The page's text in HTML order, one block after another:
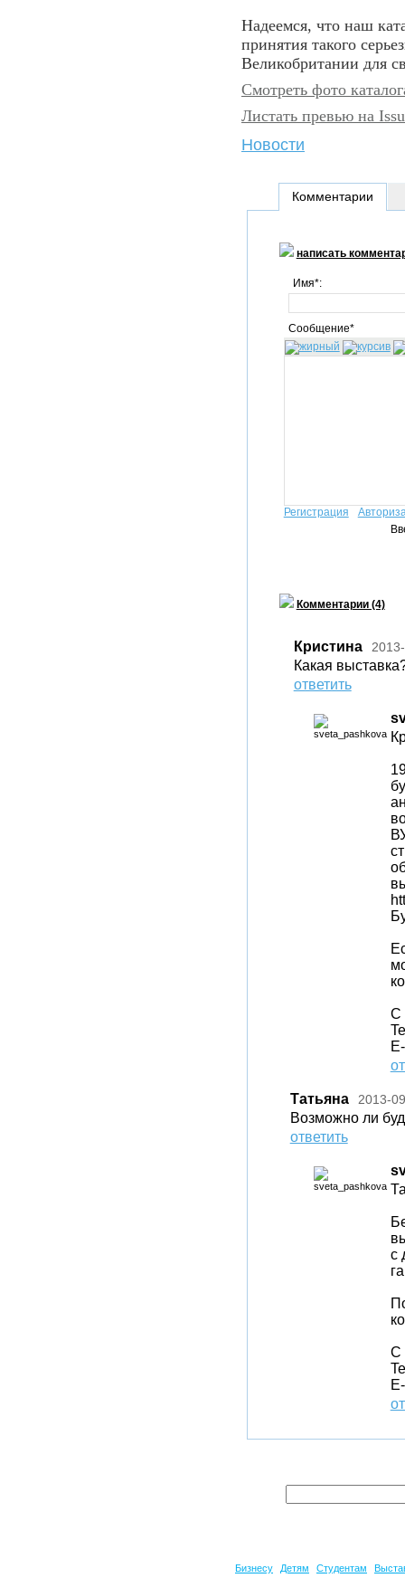
Надеемся, что наш
принятия такого
Великобритании для
Смотреть фото
Листать превью на
Новости
Комментарии
написать
Имя*:
Сообщение*
Регистрация
Комментарии (4)
Кристина
Какая
ответить
С
Татьяна 2013-
Возможно ли
ответить
с
С
Бизнесу Детям Студентам